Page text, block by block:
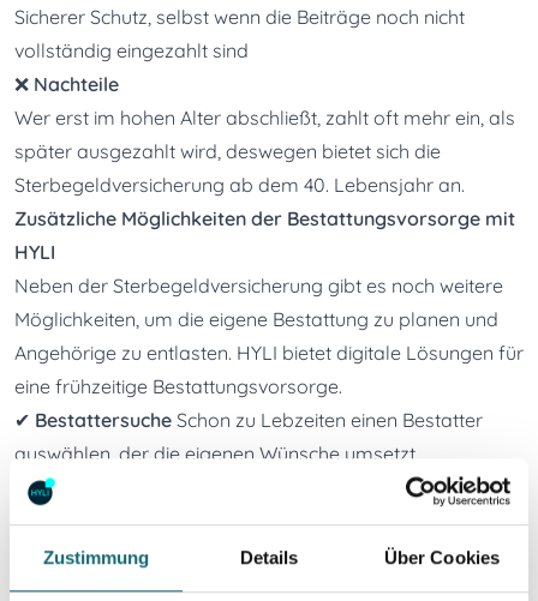
Zustimmung Details Über Cookies
Sicherer Schutz, selbst wenn die Beiträge noch nicht
vollständig eingezahlt sind
❌ Nachteile
Wer erst im hohen Alter abschließt, zahlt oft mehr ein, als
später ausgezahlt wird, deswegen bietet sich die
Sterbegeldversicherung ab dem 40. Lebensjahr an.
Zusätzliche Möglichkeiten der Bestattungsvorsorge mit
HYLI
Neben der Sterbegeldversicherung gibt es noch weitere
Möglichkeiten, um die eigene Bestattung zu planen und
Angehörige zu entlasten. HYLI bietet digitale Lösungen für
eine frühzeitige Bestattungsvorsorge.
✔ Bestattersuche Schon zu Lebzeiten einen Bestatter
auswählen, der die eigenen Wünsche umsetzt
✔ Individuelle Planung
Von der Einladungsliste bis zur
Blumenauswahl – alles kann vorab festgelegt werden
Digitale Verwaltung
Alle wichtigen Dokumente und
Wünsche sicher hinterlegen